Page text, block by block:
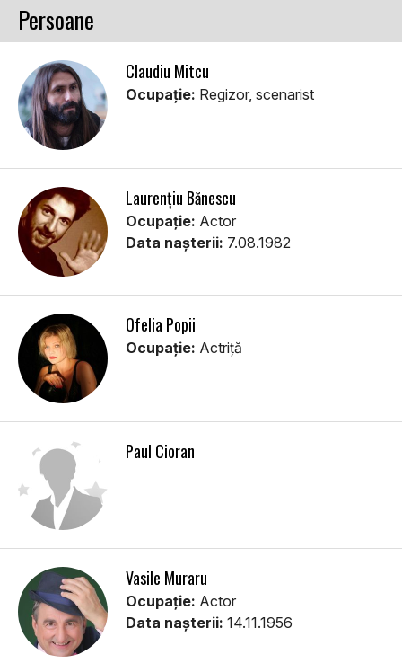
Persoane
Claudiu Mitcu
Ocupație: Regizor, scenarist
Laurențiu Bănescu
Ocupație: Actor
Data nașterii: 7.08.1982
Ofelia Popii
Ocupație: Actriţă
Paul Cioran
Vasile Muraru
Ocupație: Actor
Data nașterii: 14.11.1956